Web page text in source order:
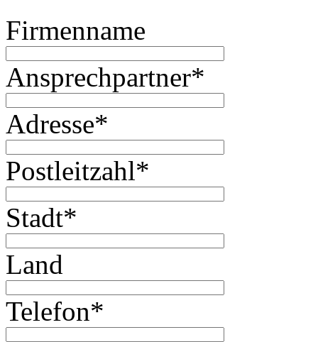
Firmenname
Ansprechpartner*
Adresse*
Postleitzahl*
Stadt*
Land
Telefon*